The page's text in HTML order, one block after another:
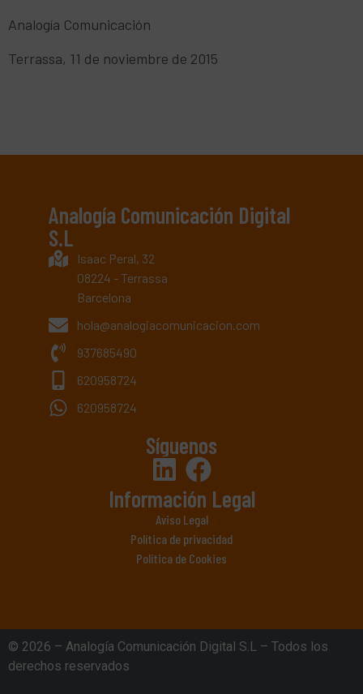
Analogía Comunicación
Terrassa, 11 de noviembre de 2015
Analogía Comunicación Digital
S.L
Isaac Peral, 32
08224 - Terrassa
Barcelona
hola@analogiacomunicacion.com
937685490
620958724
620958724
Síguenos
Información Legal
Aviso Legal
Política de privacidad
Política de Cookies
© 2026 – Analogía Comunicación Digital S.L – Todos los
derechos reservados